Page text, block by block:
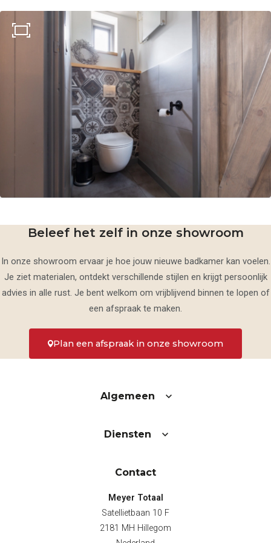
Beleef het zelf in onze showroom
In onze showroom ervaar je hoe jouw nieuwe badkamer kan voelen.
Je ziet materialen, ontdekt verschillende stijlen en krijgt persoonlijk
advies in alle rust. Je bent welkom om vrijblijvend binnen te lopen of
een afspraak te maken.
Plan een afspraak in onze showroom
Algemeen
Diensten
Contact
Meyer Totaal
Satellietbaan 10 F
2181 MH Hillegom